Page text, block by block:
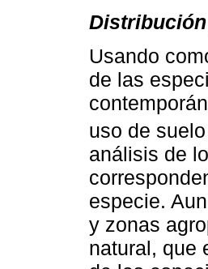
Usando
de las
uso de
análisis de
especie.
y zonas
natural, que